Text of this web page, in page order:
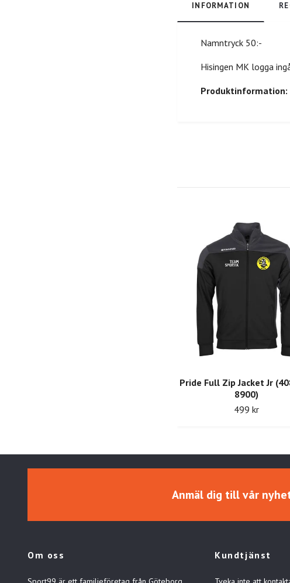
INFORMATION
Namntryck 50:-
Hisingen MK logga
Produktinformation:
Pride Full Zip Jacket Jr
8900)
499 kr
Anmäl dig till vår
Om oss Kundtjänst